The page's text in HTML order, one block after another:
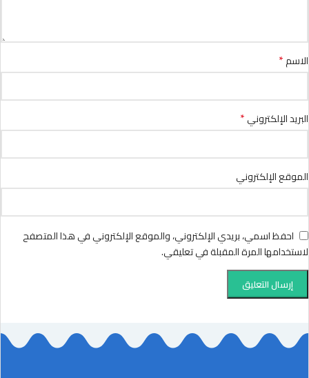
الاسم*
البريد الإلكتروني*
الموقع الإلكتروني
احفظ اسمي، بريدي الإلكتروني، والموقع الإلكتروني في هذا المتصفح
لاستخدامها المرة المقبلة في تعليقي.